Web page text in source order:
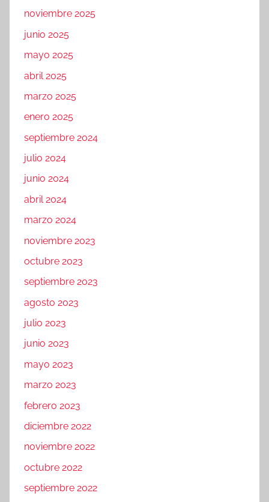
noviembre 2025
junio 2025
mayo 2025
abril 2025
marzo 2025
enero 2025
septiembre 2024
julio 2024
junio 2024
abril 2024
marzo 2024
noviembre 2023
octubre 2023
septiembre 2023
agosto 2023
julio 2023
junio 2023
mayo 2023
marzo 2023
febrero 2023
diciembre 2022
noviembre 2022
octubre 2022
septiembre 2022